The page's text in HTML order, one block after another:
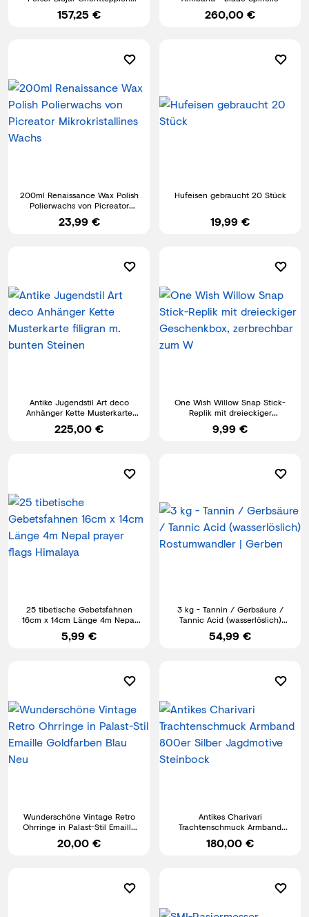
90X72cm
157,25 € 260,00 €
200ml Renaissance Wax Polish
Polierwachs von Picreator
Mikrokristallines Wachs
23,99 €
Hufeisen gebraucht 20 Stück
19,99 €
Antike Jugendstil Art deco
Anhänger Kette Musterkarte
filigran m. bunten Steinen
225,00 €
One Wish Willow Snap Stick-
Replik mit dreieckiger
Geschenkbox, zerbrechbar zum
W
9,99 €
25 tibetische Gebetsfahnen
16cm x 14cm Länge 4m Nepal
prayer flags Himalaya
5,99 €
3 kg - Tannin / Gerbsäure /
Tannic Acid (wasserlöslich)
Rostumwandler | Gerben
54,99 €
Wunderschöne Vintage Retro
Ohrringe in Palast-Stil Emaille
Goldfarben Blau Neu
20,00 €
Antikes Charivari
Trachtenschmuck Armband
800er Silber Jagdmotive
Steinbock
180,00 €